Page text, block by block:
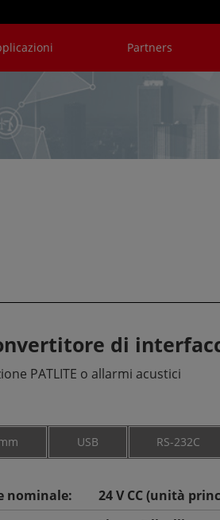
Partners
di
PATLITE o allarmi acustici
USB RS-232C
nominale:
24 V CC (unità